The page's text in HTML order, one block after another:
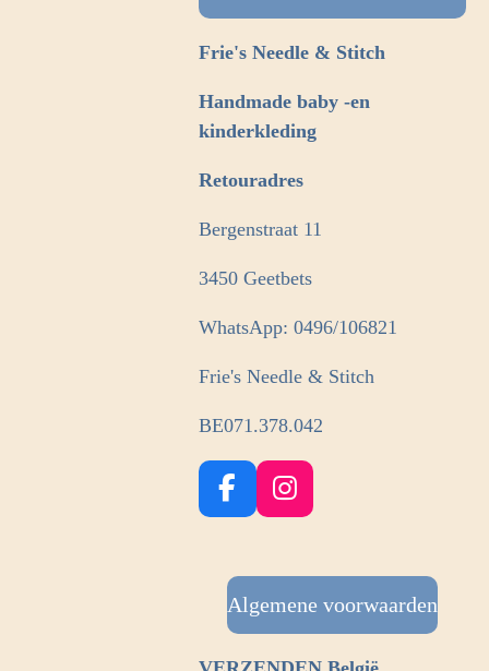
Frie's Needle & Stitch
Handmade baby -en
kinderkleding
Retouradres
Bergenstraat 11
3450 Geetbets
WhatsApp: 0496/106821
Frie's Needle & Stitch
BE071.378.042
F
e
b
o
o
I
t
a
g
r
Algemene voorwaarden